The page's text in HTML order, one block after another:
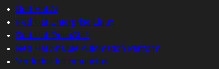
Red Hat AI
Red Hat Enterprise Linux
Red Hat OpenShift
Red Hat Ansible Automation Platform
Ver todos los productos